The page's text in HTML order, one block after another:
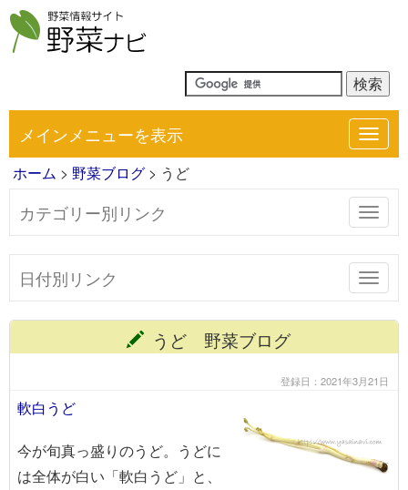
メインメニューを表示
ホーム > 野菜ブログ > うど
カテゴリー別リンク
日付別リンク
うど 野菜ブログ
登録日：2021年3月21日
軟白うど
今が旬真っ盛りのうど。うどに
は全体が白い「軟白うど」と、